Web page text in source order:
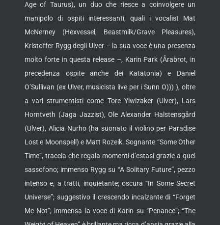
Age of Taurus), un duo che riesce a coinvolgere un
manipolo di ospiti interessanti, quali i vocalist Mat
McNerney (Hexvessel, Beastmilk/Grave Pleasures),
Kristoffer Rygg degli Ulver – la sua voce è una presenza
molto forte in questa release –, Karin Park (Årabrot, in
precedenza ospite anche dei Katatonia) e Daniel
O’Sullivan (ex Ulver, musicista live per i Sunn O))) ), oltre
a vari strumentisti come Tore Ylwizaker (Ulver), Lars
Horntveth (Jaga Jazzist), Ole Alexander Halstensgård
(Ulver), Alicia Nurho (ha suonato il violino per Paradise
Lost e Moonspell) e Matt Rozeik. Sognante “Some Other
Time”, traccia che regala momenti d’estasi grazie a quel
sassofono; immenso Rygg su “A Solitary Future”, pezzo
intenso e, a tratti, inquietante; oscura “In Some Secret
Universe”; suggestivo il crescendo incalzante di “Forget
Me Not”; immensa la voce di Karin su “Penance”; “The